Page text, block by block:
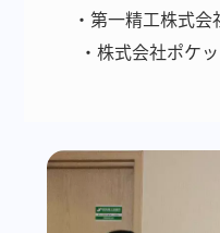
・第一精工株式会
・株式会社ポケ